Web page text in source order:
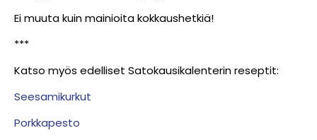
Ei muuta kuin mainioita kokkaushetkiä!
***
Katso myös edelliset Satokausikalenterin reseptit:
Seesamikurkut
Porkkapesto